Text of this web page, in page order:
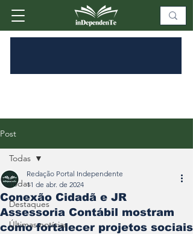
Post
Todas
Destaques
Últimas notícias
Todas
Conexão Cidadã e JR
Assessoria Contábil mostram
como fortalecer projetos sociais
Redação Portal Independente
11 de abr. de 2024